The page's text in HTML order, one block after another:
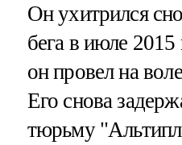
Он ухитрился
бега в июле 2015
он провел на
Его снова
тюрьму